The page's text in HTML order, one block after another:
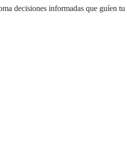
decisiones informadas que guíen tu